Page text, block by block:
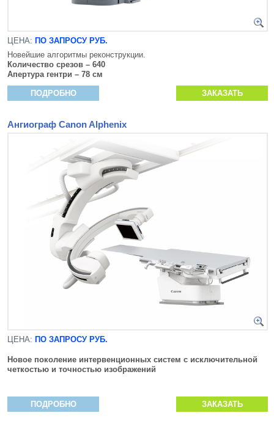
ЦЕНА: ПО ЗАПРОСУ РУБ.
Новейшие алгоритмы реконструкции.
Количество срезов – 640
Апертура гентри – 78 см
ПОДРОБНО ЗАКАЗАТЬ
Ангиограф Canon Alphenix
ЦЕНА: ПО ЗАПРОСУ РУБ.
Новое поколение интервенционных систем с исключительной
четкостью и точностью изображений
ПОДРОБНО ЗАКАЗАТЬ